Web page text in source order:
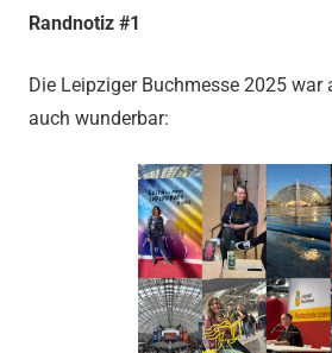
Randnotiz #1
Die Leipziger Buchmesse 2025 war
auch wunderbar: